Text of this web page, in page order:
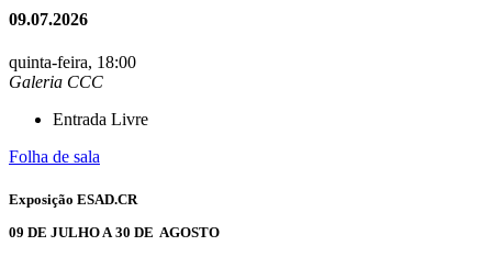
09.07.2026
quinta-feira, 18:00
Galeria CCC
Entrada Livre
Folha de sala
Exposição ESAD.CR
09 DE JULHO A 30 DE AGOSTO